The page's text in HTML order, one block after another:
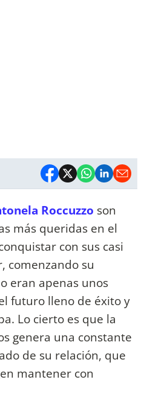
Roccuzzo son
más queridas en el
con sus casi
comenzando su
eran apenas unos
futuro lleno de éxito y
Lo cierto es que la
genera una constante
de su relación, que
mantener con